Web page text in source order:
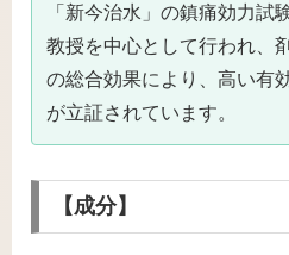
「新今治水」の鎮痛効力試
教授を中心として行われ、
の総合効果により、高い有
が立証されています。
【成分】